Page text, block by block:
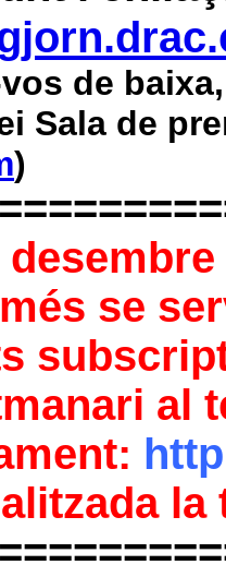
de
Sala de
)
se
al